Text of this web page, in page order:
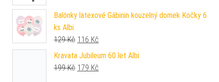
Balónky latexové Gábinin kouzelný domek Kočky 6
ks Albi
129Kč Původní cena byla: 129 Kč.
116 Kč
Kravata Jubileum 60 let Albi
199Kč Původní cena byla: 199 Kč.
179 Kč